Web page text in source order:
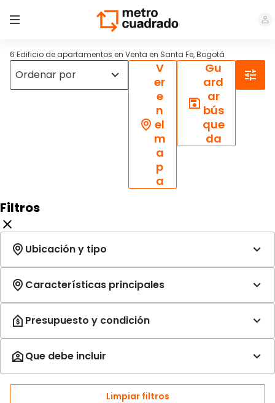
6 Edificio de apartamentos en Venta en Santa Fe, Bogotá
V
er
e
n
el
m
a
p
a
Gu
ard
ar
bús
que
da
Filtros
Limpiar filtros